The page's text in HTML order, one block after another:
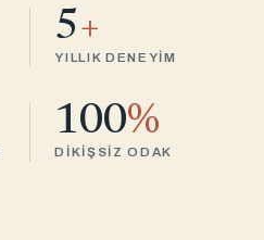
5+
YILLIK DENEYIM
100%
DIKIŞSIZ ODAK